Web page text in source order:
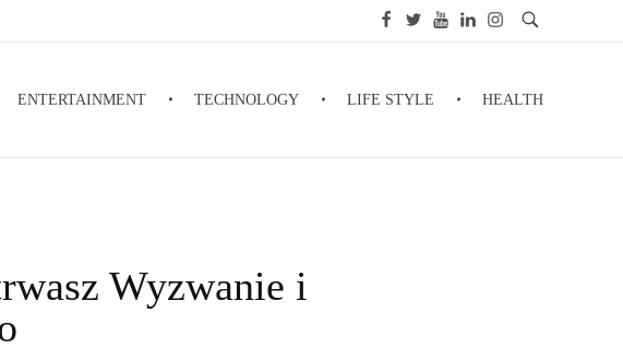
ENTERTAINMENT TECHNOLOGY LIFE STYLE HEALTH
Wyzwanie i